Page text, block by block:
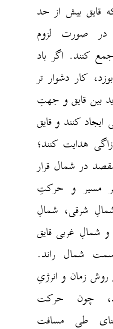
قایق بیش از حد
صورت لزوم
کنند. اگر باد
کار دشوار تر
بین قایق و جهتِ
ایجاد کنند و قایق
هدایت کنند؛
در شمال قرار
مسیر و حرکتِ
شرقی، شمالِ
شمالِ غربی قایق
شمال راند.
زمان و انرژیِ
چون حرکت
طی مسافت‌